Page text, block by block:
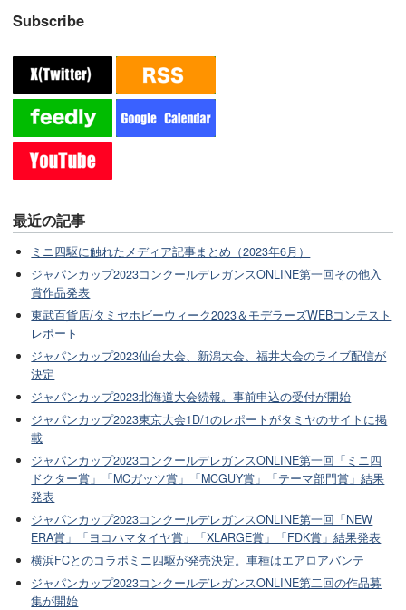
Subscribe
最近の記事
ミニ四駆に触れたメディア記事まとめ（2023年6月）
ジャパンカップ2023コンクールデレガンスONLINE第一回その他入
賞作品発表
東武百貨店/タミヤホビーウィーク2023＆モデラーズWEBコンテスト
レポート
ジャパンカップ2023仙台大会、新潟大会、福井大会のライブ配信が
決定
ジャパンカップ2023北海道大会続報。事前申込の受付が開始
ジャパンカップ2023東京大会1D/1のレポートがタミヤのサイトに掲
載
ジャパンカップ2023コンクールデレガンスONLINE第一回「ミニ四
ドクター賞」「MCガッツ賞」「MCGUY賞」「テーマ部門賞」結果
発表
ジャパンカップ2023コンクールデレガンスONLINE第一回「NEW
ERA賞」「ヨコハマタイヤ賞」「XLARGE賞」「FDK賞」結果発表
横浜FCとのコラボミニ四駆が発売決定。車種はエアロアバンテ
ジャパンカップ2023コンクールデレガンスONLINE第二回の作品募
集が開始